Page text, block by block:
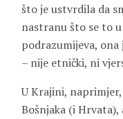
što je ustvrdila da
nastranu što se to
podrazumijeva,
– nije etnički, ni
U Krajini,
Bošnjaka (i